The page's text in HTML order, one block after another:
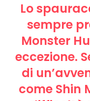
Lo
sempre
Monster
eccezione.
di
come Shin